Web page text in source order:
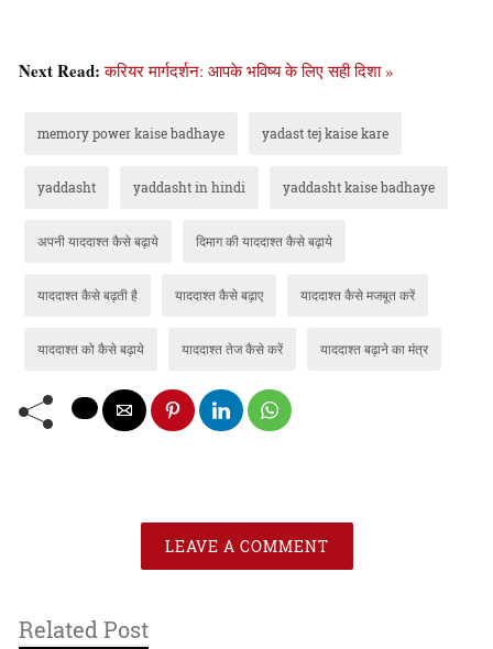
Next Read:करियर मार्गदर्शन: आपके भविष्य के लिए सही दिशा »
memory power kaise badhaye yadast tej kaise kare
yaddasht yaddasht in hindi yaddasht kaise badhaye
अपनी याददाश्त कैसे बढ़ाये दिमाग की याददाश्त कैसे बढ़ाये
याददाश्त कैसे बढ़ती है याददाश्त कैसे बढ़ाए याददाश्त कैसे मजबूत करें
याददाश्त को कैसे बढ़ाये याददाश्त तेज कैसे करें याददाश्त बढ़ाने का मंत्र
LEAVE A COMMENT
Related Post